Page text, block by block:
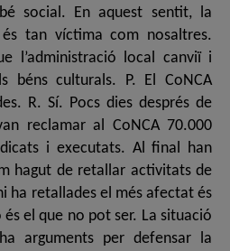
social. En aquest sentit, la
tan víctima com nosaltres.
l’administració local canviï i
béns culturals. P. El CoNCA
R. Sí. Pocs dies després de
reclamar al CoNCA 70.000
i executats. Al final han
hagut de retallar activitats de
ha retallades el més afectat és
el que no pot ser. La situació
arguments per defensar la